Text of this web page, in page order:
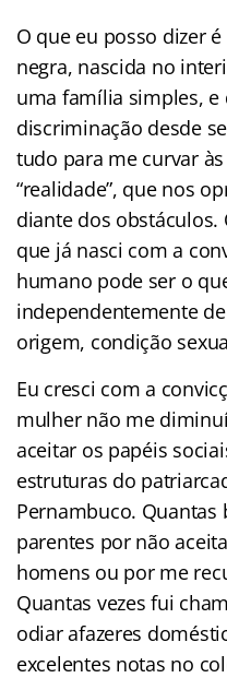
O que eu posso dizer
negra, nascida no
uma família simples, e
discriminação desde
tudo para me curvar às
“realidade”, que nos
diante dos obstáculos.
que já nasci com a
humano pode ser o
independentemente
origem, condição
Eu cresci com a
mulher não me
aceitar os papéis
estruturas do
Pernambuco. Quantas
parentes por não
homens ou por me
Quantas vezes fui
odiar afazeres
excelentes notas no